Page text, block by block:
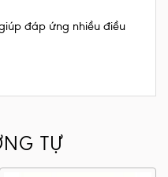
đáp ứng nhiều điều
TỰ